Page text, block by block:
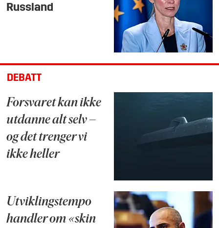
Russland
DEBATT
Forsvaret kan ikke
utdanne alt selv –
og det trenger vi
ikke heller
Utviklingstempo
handler om «skin